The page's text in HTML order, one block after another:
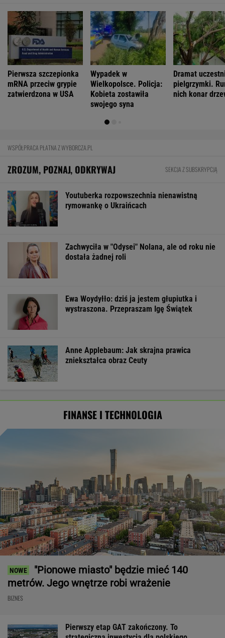
Pierwsza szczepionka
mRNA przeciw grypie
zatwierdzona w USA
Wypadek w
Wielkopolsce. Policja:
Kobieta zostawiła
swojego syna
Dramat
pielgrzymki.
nich konar
WSPÓŁPRACA PŁATNA Z WYBORCZA.PL
ZROZUM, POZNAJ, ODKRYWAJ SEKCJA Z SUBSKRYPCJĄ
Youtuberka rozpowszechnia nienawistną
rymowankę o Ukraińcach
Zachwyciła w "Odysei" Nolana, ale od roku nie
dostała żadnej roli
Ewa Woydyłło: dziś ja jestem głupiutka i
wystraszona. Przepraszam Igę Świątek
Anne Applebaum: Jak skrajna prawica
zniekształca obraz Ceuty
FINANSE I TECHNOLOGIA
"Pionowe miasto" będzie mieć 140
metrów. Jego wnętrze robi wrażenie
BIZNES
Pierwszy etap GAT zakończony. To